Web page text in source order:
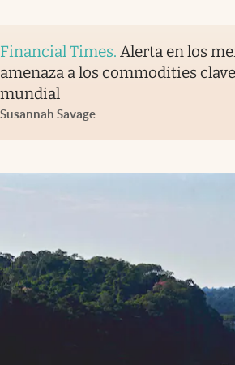
Financial Times. Alerta en los
amenaza a los commodities
mundial
Susannah Savage